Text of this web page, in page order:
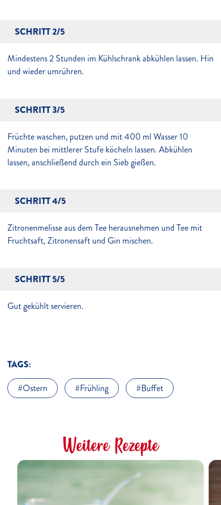
SCHRITT 2/5
Mindestens 2 Stunden im Kühlschrank abkühlen lassen. Hin
und wieder umrühren.
SCHRITT 3/5
Früchte waschen, putzen und mit 400 ml Wasser 10
Minuten bei mittlerer Stufe köcheln lassen. Abkühlen
lassen, anschließend durch ein Sieb gießen.
SCHRITT 4/5
Zitronenmelisse aus dem Tee herausnehmen und Tee mit
Fruchtsaft, Zitronensaft und Gin mischen.
SCHRITT 5/5
Gut gekühlt servieren.
TAGS:
Ostern
Frühling Buffet
Weitere Rezepte